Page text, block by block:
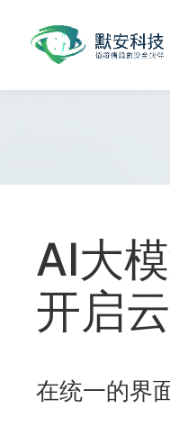
AI大
开启
在统一的界